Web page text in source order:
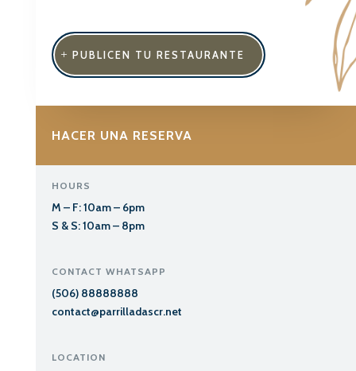
PUBLICEN TU RESTAURANTE
HACER UNA RESERVA
HOURS
M – F: 10am – 6pm
S & S: 10am – 8pm
CONTACT WHATSAPP
(506) 88888888
contact@parrilladascr.net
LOCATION